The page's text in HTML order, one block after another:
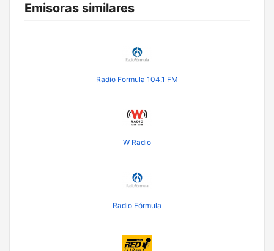
Emisoras similares
Radio Formula 104.1 FM
W Radio
Radio Fórmula